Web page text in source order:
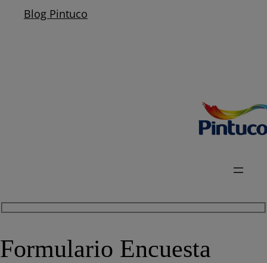
Blog Pintuco
Formulario Encuesta